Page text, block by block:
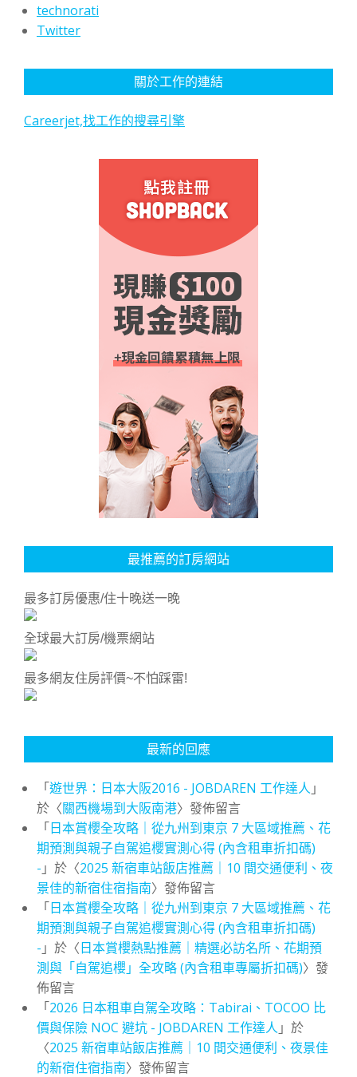
technorati
Twitter
關於工作的連結
Careerjet,找工作的搜尋引擎
最推薦的訂房網站
最多訂房優惠/住十晚送一晚
全球最大訂房/機票網站
最多網友住房評價~不怕踩雷!
最新的回應
「遊世界：日本大阪2016 - JOBDAREN 工作達人 」
於〈關西機場到大阪南港〉發佈留言
「日本賞櫻全攻略｜從九州到東京 7 大區域推薦、花
期預測與親子自駕追櫻實測心得 (內含租車折扣碼)
- 」於〈2025 新宿車站飯店推薦｜10 間交通便利、夜
景佳的新宿住宿指南〉發佈留言
「日本賞櫻全攻略｜從九州到東京 7 大區域推薦、花
期預測與親子自駕追櫻實測心得 (內含租車折扣碼)
- 」於〈日本賞櫻熱點推薦｜精選必訪名所、花期預
測與「自駕追櫻」全攻略 (內含租車專屬折扣碼)〉發
佈留言
「2026 日本租車自駕全攻略：Tabirai、TOCOO 比
價與保險 NOC 避坑 - JOBDAREN 工作達人 」於
〈2025 新宿車站飯店推薦｜10 間交通便利、夜景佳
的新宿住宿指南〉發佈留言